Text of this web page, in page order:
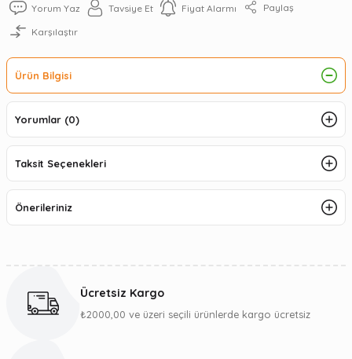
Yorum Yaz Tavsiye Et Fiyat Alarmı Paylaş
Karşılaştır
Ürün Bilgisi
Yorumlar (0)
Taksit Seçenekleri
Önerileriniz
Ücretsiz Kargo
₺2000,00 ve üzeri seçili ürünlerde kargo ücretsiz